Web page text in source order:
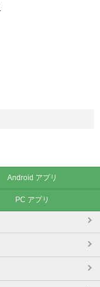
Android アプリ
PC アプリ